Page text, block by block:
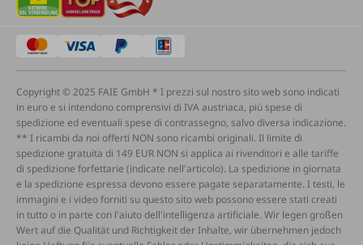
Copyright © 2025 FAIE GmbH * I prezzi sul nostro sito web sono indicati
in euro e si intendono comprensivi di IVA austriaca, più spese di
spedizione ed eventuali spese di contrassegno, salvo diversa indicazione.
** I ricambi da noi offerti NON sono ricambi originali. Il limite di
spedizione gratuita di 149 EUR NON si applica ai rivenditori e alle tariffe
di spedizione forfettarie (indicate nell'articolo). La spedizione in giornata
e la spedizione espressa devono essere pagate separatamente. I testi, le
immagini e i video forniti su questo sito web possono essere stati creati
in tutto o in parte con l'aiuto dell'intelligenza artificiale. Wir legen großen
Wert auf die Qualität und Richtigkeit der Inhalte, wir übernehmen jedoch